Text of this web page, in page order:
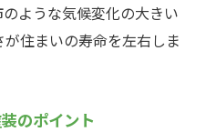
ような気候変化の大きい
住まいの寿命を左右しま
のポイント